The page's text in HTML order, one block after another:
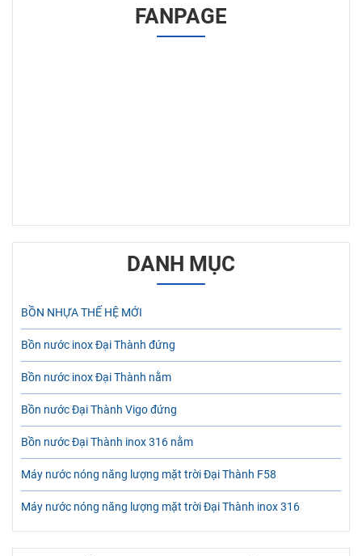
FANPAGE
DANH MỤC
BỒN NHỰA THẾ HỆ MỚI
Bồn nước inox Đại Thành đứng
Bồn nước inox Đại Thành nằm
Bồn nước Đại Thành Vigo đứng
Bồn nước Đại Thành inox 316 nằm
Máy nước nóng năng lượng mặt trời Đại Thành F58
Máy nước nóng năng lượng mặt trời Đại Thành inox 316